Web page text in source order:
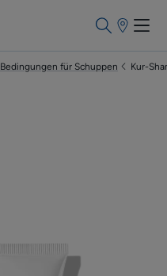
Bedingungen für Schuppen Kur-